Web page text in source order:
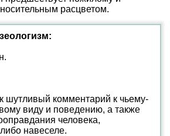
расцветом.
шутливый комментарий к чьему-
виду и поведению, а также
человека,
навеселе.